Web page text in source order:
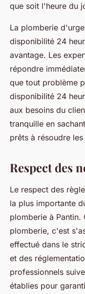
que soit l'heure du
La plomberie
disponibilité 24
avantage. Les
répondre
que tout problème
disponibilité 24
aux besoins du
tranquille en
prêts à résoudre
Respect des
Le respect des
la plus importante
plomberie à
plomberie, c'est
effectué dans le
et des
professionnels
établies pour